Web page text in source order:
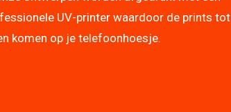
UV-printer waardoor de prints tot
komen op je telefoonhoesje.